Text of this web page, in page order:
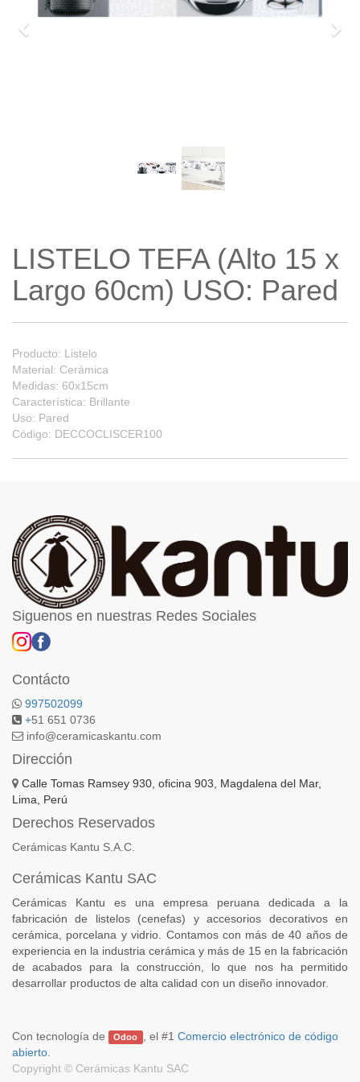
LISTELO TEFA (Alto 15 x
Largo 60cm) USO: Pared
Producto: Listelo
Material: Cerámica
Medidas: 60x15cm
Característica: Brillante
Uso: Pared
Código: DECCOCLISCER100
Siguenos en nuestras Redes Sociales
Contácto
997502099
+51 651 0736
info@ceramicaskantu.com
Dirección
Calle Tomas Ramsey 930, oficina 903, Magdalena del Mar,
Lima, Perú
Derechos Reservados
Cerámicas Kantu S.A.C.
Cerámicas Kantu SAC
Cerámicas Kantu es una empresa peruana dedicada a la
fabricación de listelos (cenefas) y accesorios decorativos en
cerámica, porcelana y vidrio. Contamos con más de 40 años de
experiencia en la industria cerámica y más de 15 en la fabricación
de acabados para la construcción, lo que nos ha permitido
desarrollar productos de alta calidad con un diseño innovador.
Con tecnología de Odoo , el #1 Comercio electrónico de código
abierto
Copyright © Cerámicas Kantu SAC